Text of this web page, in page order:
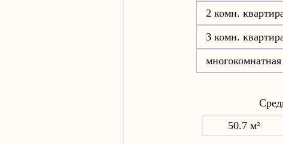
2 комн.
3 комн.
50.7 м²